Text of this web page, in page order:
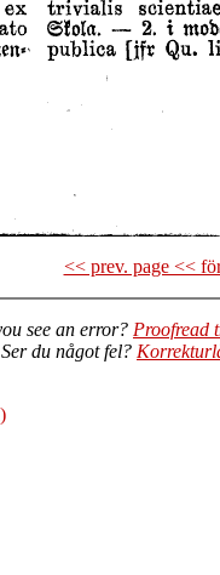
<< prev. page <<
see an error? Proofread
du något fel?